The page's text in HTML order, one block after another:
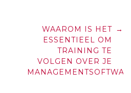
WAAROM IS HET
ESSENTIEEL OM
TRAINING TE
VOLGEN OVER JE
→